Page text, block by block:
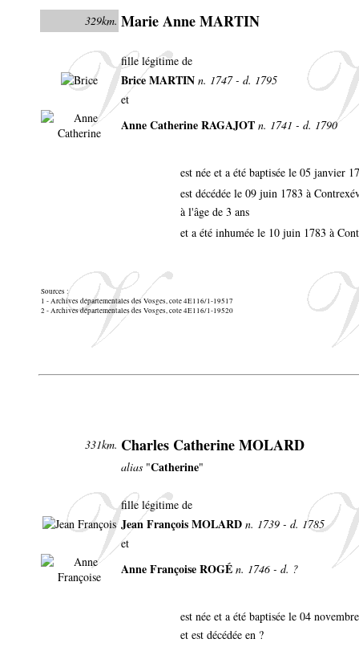
329km. Marie Anne MARTIN
fille légitime de
Brice MARTIN n. 1747 - d. 1795
et
Anne Catherine RAGAJOT n. 1741 - d. 1790
est née et a été baptisée le 05 janvier
est décédée le 09 juin 1783 à
à l'âge de 3 ans
et a été inhumée le 10 juin 1783 à
Sources :
1 - Archives départementales des Vosges, cote 4E116/1-19517
2 - Archives départementales des Vosges, cote 4E116/1-19520
331km. Charles Catherine MOLARD
alias "Catherine"
fille légitime de
Jean François MOLARD n. 1739 - d. 1785
et
Anne Françoise ROGÉ n. 1746 - d. ?
est née et a été baptisée le 04
et est décédée en ?